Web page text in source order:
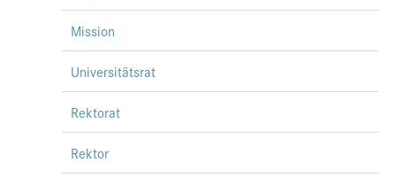
Mission
Universitätsrat
Rektorat
Rektor